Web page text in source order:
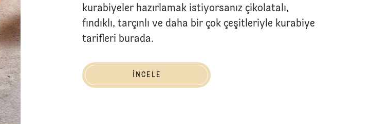
kurabiyeler hazırlamak istiyorsanız çikolatalı,
fındıklı, tarçınlı ve daha bir çok çeşitleriyle kurabiye
tarifleri burada.
İNCELE